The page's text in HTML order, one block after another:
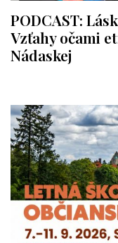
PODCAST:
Vzťahy očami
Nádaskej